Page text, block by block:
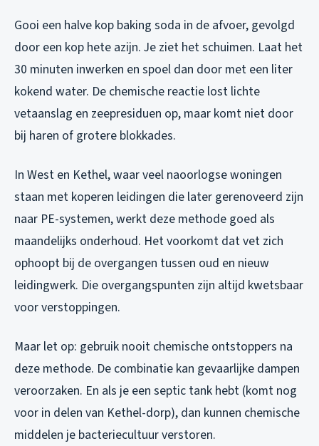
Gooi een halve kop baking soda in de afvoer, gevolgd
door een kop hete azijn. Je ziet het schuimen. Laat het
30 minuten inwerken en spoel dan door met een liter
kokend water. De chemische reactie lost lichte
vetaanslag en zeepresiduen op, maar komt niet door
bij haren of grotere blokkades.
In West en Kethel, waar veel naoorlogse woningen
staan met koperen leidingen die later gerenoveerd zijn
naar PE-systemen, werkt deze methode goed als
maandelijks onderhoud. Het voorkomt dat vet zich
ophoopt bij de overgangen tussen oud en nieuw
leidingwerk. Die overgangspunten zijn altijd kwetsbaar
voor verstoppingen.
Maar let op: gebruik nooit chemische ontstoppers na
deze methode. De combinatie kan gevaarlijke dampen
veroorzaken. En als je een septic tank hebt (komt nog
voor in delen van Kethel-dorp), dan kunnen chemische
middelen je bacteriecultuur verstoren.